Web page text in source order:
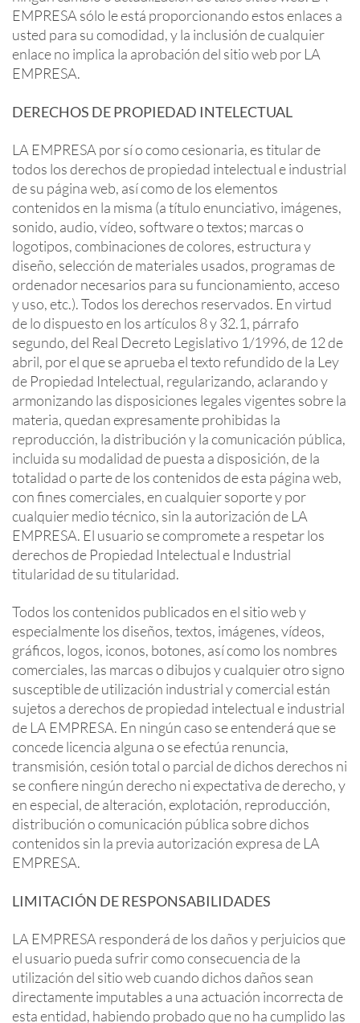
EMPRESA sólo le está proporcionando estos enlaces a
usted para su comodidad, y la inclusión de cualquier
enlace no implica la aprobación del sitio web por LA
EMPRESA.
DERECHOS DE PROPIEDAD INTELECTUAL
LA EMPRESA por sí o como cesionaria, es titular de
todos los derechos de propiedad intelectual e industrial
de su página web, así como de los elementos
contenidos en la misma (a título enunciativo, imágenes,
sonido, audio, vídeo, software o textos; marcas o
logotipos, combinaciones de colores, estructura y
diseño, selección de materiales usados, programas de
ordenador necesarios para su funcionamiento, acceso
y uso, etc.). Todos los derechos reservados. En virtud
de lo dispuesto en los artículos 8 y 32.1, párrafo
segundo, del Real Decreto Legislativo 1/1996, de 12 de
abril, por el que se aprueba el texto refundido de la Ley
de Propiedad Intelectual, regularizando, aclarando y
armonizando las disposiciones legales vigentes sobre la
materia, quedan expresamente prohibidas la
reproducción, la distribución y la comunicación pública,
incluida su modalidad de puesta a disposición, de la
totalidad o parte de los contenidos de esta página web,
con fines comerciales, en cualquier soporte y por
cualquier medio técnico, sin la autorización de LA
EMPRESA. El usuario se compromete a respetar los
derechos de Propiedad Intelectual e Industrial
titularidad de su titularidad.
Todos los contenidos publicados en el sitio web y
especialmente los diseños, textos, imágenes, vídeos,
gráficos, logos, iconos, botones, así como los nombres
comerciales, las marcas o dibujos y cualquier otro signo
susceptible de utilización industrial y comercial están
sujetos a derechos de propiedad intelectual e industrial
de LA EMPRESA. En ningún caso se entenderá que se
concede licencia alguna o se efectúa renuncia,
transmisión, cesión total o parcial de dichos derechos ni
se confiere ningún derecho ni expectativa de derecho, y
en especial, de alteración, explotación, reproducción,
distribución o comunicación pública sobre dichos
contenidos sin la previa autorización expresa de LA
EMPRESA.
LIMITACIÓN DE RESPONSABILIDADES
LA EMPRESA responderá de los daños y perjuicios que
el usuario pueda sufrir como consecuencia de la
utilización del sitio web cuando dichos daños sean
directamente imputables a una actuación incorrecta de
esta entidad, habiendo probado que no ha cumplido las